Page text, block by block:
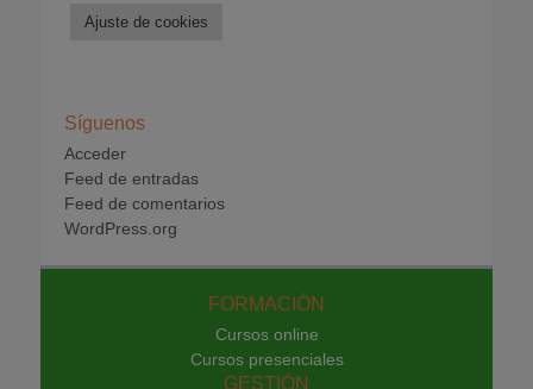
Ajuste de cookies
Síguenos
Acceder
Feed de entradas
Feed de comentarios
WordPress.org
FORMACIÓN
Cursos online
Cursos presenciales
GESTIÓN